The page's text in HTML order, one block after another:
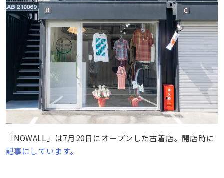
「NOWALL」は7月20日にオープンした古着店。開店時に
記事にしています。